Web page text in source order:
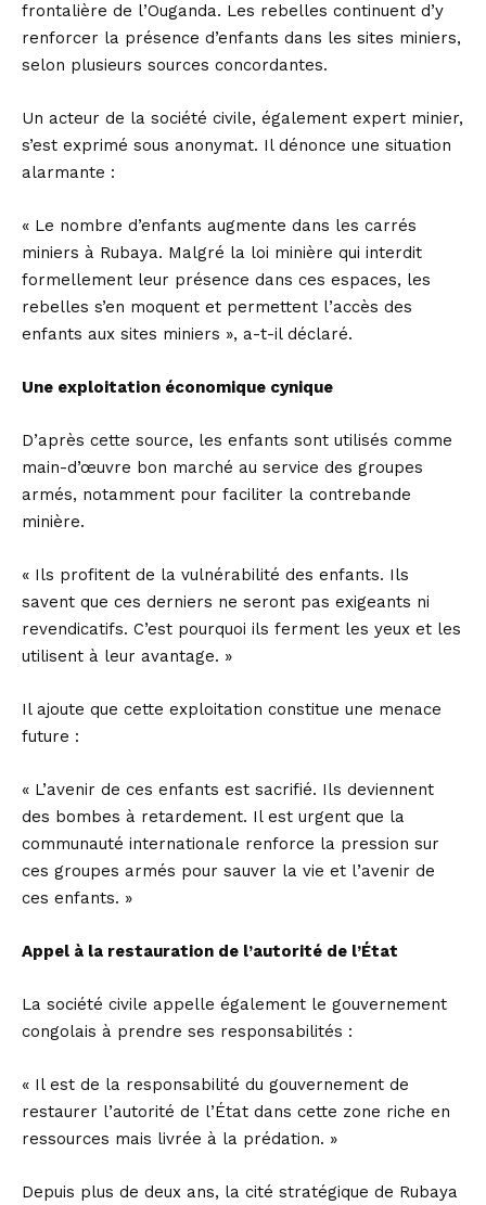
frontalière de l’Ouganda. Les rebelles continuent d’y
renforcer la présence d’enfants dans les sites miniers,
selon plusieurs sources concordantes.
Un acteur de la société civile, également expert minier,
s’est exprimé sous anonymat. Il dénonce une situation
alarmante :
« Le nombre d’enfants augmente dans les carrés
miniers à Rubaya. Malgré la loi minière qui interdit
formellement leur présence dans ces espaces, les
rebelles s’en moquent et permettent l’accès des
enfants aux sites miniers », a-t-il déclaré.
Une exploitation économique cynique
D’après cette source, les enfants sont utilisés comme
main-d’œuvre bon marché au service des groupes
armés, notamment pour faciliter la contrebande
minière.
« Ils profitent de la vulnérabilité des enfants. Ils
savent que ces derniers ne seront pas exigeants ni
revendicatifs. C’est pourquoi ils ferment les yeux et les
utilisent à leur avantage. »
Il ajoute que cette exploitation constitue une menace
future :
« L’avenir de ces enfants est sacrifié. Ils deviennent
des bombes à retardement. Il est urgent que la
communauté internationale renforce la pression sur
ces groupes armés pour sauver la vie et l’avenir de
ces enfants. »
Appel à la restauration de l’autorité de l’État
La société civile appelle également le gouvernement
congolais à prendre ses responsabilités :
« Il est de la responsabilité du gouvernement de
restaurer l’autorité de l’État dans cette zone riche en
ressources mais livrée à la prédation. »
Depuis plus de deux ans, la cité stratégique de Rubaya